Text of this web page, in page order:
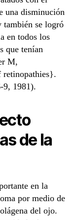
una disminución
también se logró
en todos los
que tenían
M,
retinopathies}.
9, 1981).
de la
en la
por medio de
del ojo.